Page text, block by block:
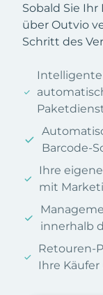
Sobald Sie
über Outvio
Schritt des
Intelligente
Barcode-
Ihre
mit
innerhalb
Retouren-
Ihre Käufer